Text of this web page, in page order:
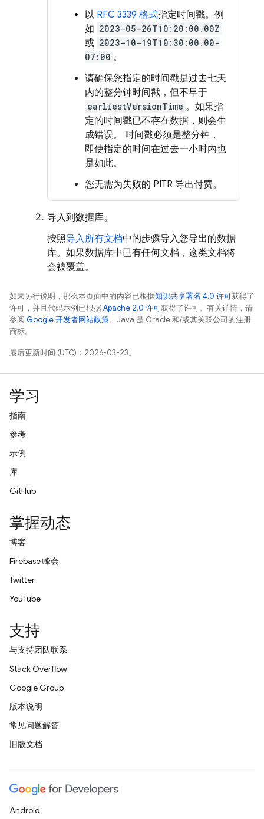
以 RFC 3339 格式指定时间戳。例
如 2023-05-26T10:20:00.00Z
或 2023-10-19T10:30:00.00-
07:00 。
请确保您指定的时间戳是过去七天
内的整分钟时间戳，但不早于
earliestVersionTime 。如果指
定的时间戳已不存在数据，则会生
成错误。 时间戳必须是整分钟，
即使指定的时间在过去一小时内也
是如此。
您无需为失败的 PITR 导出付费。
导入到数据库。
按照导入所有文档中的步骤导入您导出的数据
库。如果数据库中已有任何文档，这类文档将
会被覆盖。
如未另行说明，那么本页面中的内容已根据知识共享署名 4.0 许可获得了
许可，并且代码示例已根据Apache 2.0 许可获得了许可。有关详情，请
参阅 Google 开发者网站政策。Java 是 Oracle 和/或其关联公司的注册
商标。
最后更新时间 (UTC)：2026-03-23。
学习
指南
参考
示例
库
GitHub
掌握动态
博客
Firebase 峰会
Twitter
YouTube
支持
与支持团队联系
Stack Overflow
Google Group
版本说明
常见问题解答
旧版文档
Android